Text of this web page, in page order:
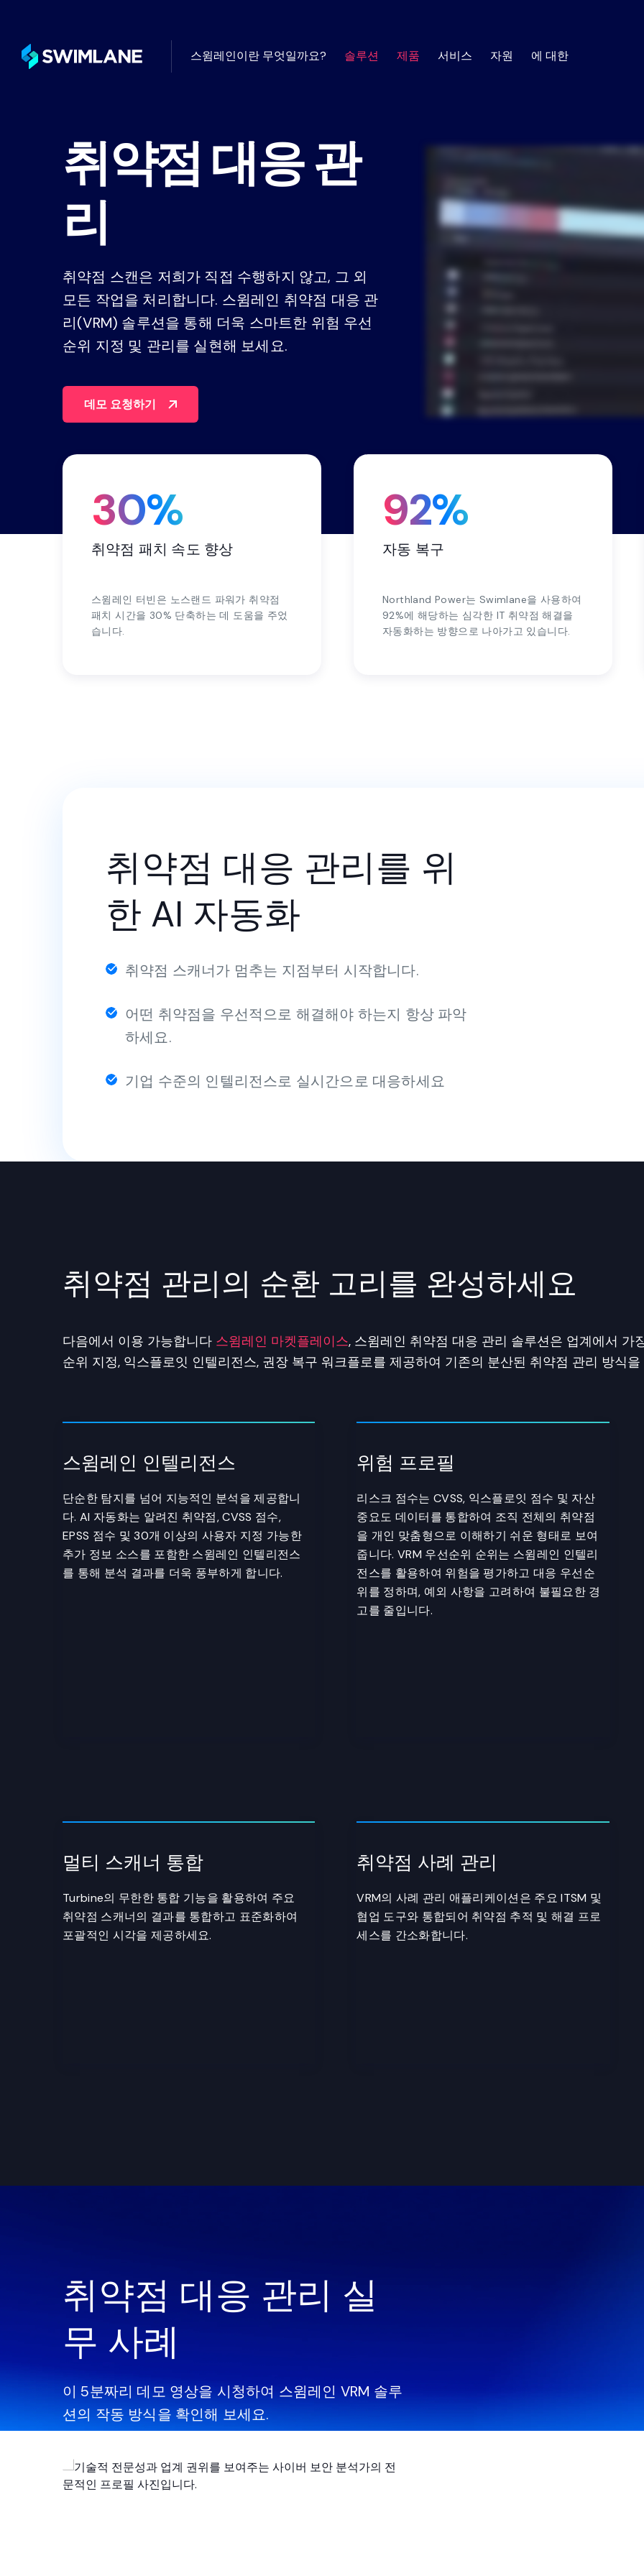
스윔레인이란 무엇일까요? 솔루션
로우코드 자동화의 일반적인 활용 사례 및 창
의적인 활용 사례
SOC 경고 피로 완화
보안 운영 효율성 관리
취약점 관리 통합
산업별
Swimlane은 모든 산업 분야의 고객이 보안 운
영을 개선할 수 있도록 지원합니다.
제품
됨
무한한 통합 기능, AI, 로우코드 플레이북, 사
례 관리, 대시보드 및 보고 기능을 갖춘 강력
한 AI 자동화 플랫폼입니다.
플랫폼을 살펴보세요
모든 결정에 대한 설명이 가능하고 모든 활
취약점 대응 관리
취약점 스캐너가 넘어서는 부분을 더욱
세요.
규정 준수 감사 준비 상태
수동 스프레드시트로 관리하던 GRC(거버
스크 관리 및 컴플라이언스) 체계를 통합된
프레임워크 컴플라이언스 관점으로 전환하
비즈니스 연속성 관리
서비스
글로벌 최고 수준의 고객 성공 관리자 팀이 그 과정을 도
와드립니다.
전문 서비스
도움이 필요할 때 이용할
자원
자동화 커뮤니티를 형성하는 최신 트렌
드와 전망에 대한 정보를 얻으세요.
지식센터
스윔레인을 사용하여 절감액을
웹 세미
에 대한
고객
취약점 대응 관
리
취약점 스캔은 저희가 직접 수행하지 않고, 그 외
모든 작업을 처리합니다. 스윔레인 취약점 대응 관
리(VRM) 솔루션을 통해 더욱 스마트한 위험 우선
순위 지정 및 관리를 실현해 보세요.
데모 요청하기
취약점 패치 속도 향상
30%
스윔레인 터빈은 노스랜드 파워가 취약점
패치 시간을 30% 단축하는 데 도움을 주었
습니다.
자동 복구
92%
Northland Power는 Swimlane을 사용하여
92%에 해당하는 심각한 IT 취약점 해결을
자동화하는 방향으로 나아가고 있습니다.
취약점 대응 관리를 위
한 AI 자동화
취약점 스캐너가 멈추는 지점부터 시작합니다.
어떤 취약점을 우선적으로 해결해야 하는지 항상 파악
하세요.
기업 수준의 인텔리전스로 실시간으로 대응하세요
취약점 관리의 순환 고리를 완성하세요
다음에서 이용 가능합니다 스윔레인 마켓플레이스, 스윔레인 취약점 대응 관리 솔루션은 업계에서 가
순위 지정, 익스플로잇 인텔리전스, 권장 복구 워크플로를 제공하여 기존의 분산된 취약점 관리 방식
스윔레인 인텔리전스
단순한 탐지를 넘어 지능적인 분석을 제공합니
다. AI 자동화는 알려진 취약점, CVSS 점수,
EPSS 점수 및 30개 이상의 사용자 지정 가능한
추가 정보 소스를 포함한 스윔레인 인텔리전스
를 통해 분석 결과를 더욱 풍부하게 합니다.
위험 프로필
리스크 점수는 CVSS, 익스플로잇 점수 및 자산
중요도 데이터를 통합하여 조직 전체의 취약점
을 개인 맞춤형으로 이해하기 쉬운 형태로 보여
줍니다. VRM 우선순위 순위는 스윔레인 인텔리
전스를 활용하여 위험을 평가하고 대응 우선순
위를 정하며, 예외 사항을 고려하여 불필요한 경
고를 줄입니다.
멀티 스캐너 통합
Turbine의 무한한 통합 기능을 활용하여 주요
취약점 스캐너의 결과를 통합하고 표준화하여
포괄적인 시각을 제공하세요.
취약점 사례 관리
VRM의 사례 관리 애플리케이션은 주요 ITSM 및
협업 도구와 통합되어 취약점 추적 및 해결 프로
세스를 간소화합니다.
취약점 대응 관리 실
무 사례
이 5분짜리 데모 영상을 시청하여 스윔레인 VRM 솔루
션의 작동 방식을 확인해 보세요.